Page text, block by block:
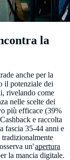
la
anche per la
il potenziale dei
rivelando come
nelle scelte dei
più efficace (39%
e raccolta
fascia 35-44 anni e
un'apertura
la mancia digitale.